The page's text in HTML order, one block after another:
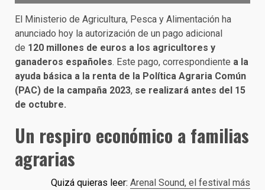
El Ministerio de Agricultura, Pesca y Alimentación ha
anunciado hoy la autorización de un pago adicional
de 120 millones de euros a los agricultores y
ganaderos españoles. Este pago, correspondiente a la
ayuda básica a la renta de la Política Agraria Común
(PAC) de la campaña 2023, se realizará antes del 15
de octubre.
Un respiro económico a familias
agrarias
Quizá quieras leer: Arenal Sound, el festival más